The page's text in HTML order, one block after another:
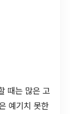
때는 많은 고
예기치 못한